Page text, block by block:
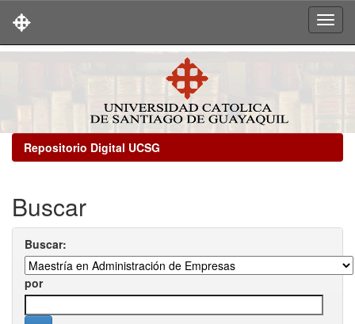
Repositorio Digital UCSG
Buscar
Buscar:
por